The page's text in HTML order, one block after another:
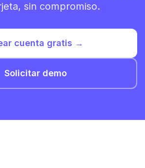
sin compromiso.
cuenta gratis →
Solicitar demo